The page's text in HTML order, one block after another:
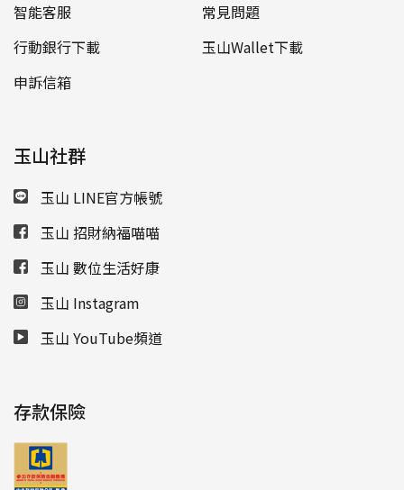
智能客服
常見問題
行動銀行下載
玉山Wallet下載
申訴信箱
玉山社群
玉山 LINE官方帳號
玉山 招財納福喵喵
玉山 數位生活好康
玉山 Instagram
玉山 YouTube頻道
存款保險